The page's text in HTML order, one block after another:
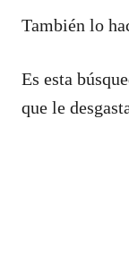
También lo
Es esta
que le